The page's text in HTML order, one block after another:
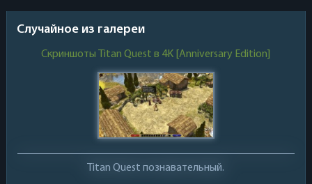
Случайное из галереи
Скриншоты Titan Quest в 4K [Anniversary Edition]
Titan Quest познавательный.